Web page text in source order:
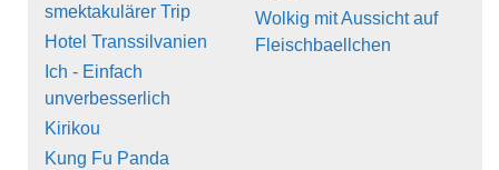
smektakulärer Trip
Hotel Transsilvanien
Ich - Einfach
unverbesserlich
Kirikou
Kung Fu Panda
Wolkig mit Aussicht auf
Fleischbaellchen